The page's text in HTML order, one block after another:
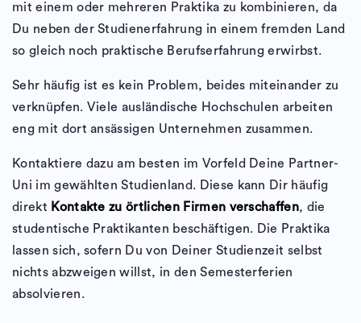
mit einem oder mehreren Praktika zu kombinieren, da
Du neben der Studienerfahrung in einem fremden Land
so gleich noch praktische Berufserfahrung erwirbst.
Sehr häufig ist es kein Problem, beides miteinander zu
verknüpfen. Viele ausländische Hochschulen arbeiten
eng mit dort ansässigen Unternehmen zusammen.
Kontaktiere dazu am besten im Vorfeld Deine Partner-
Uni im gewählten Studienland. Diese kann Dir häufig
direkt Kontakte zu örtlichen Firmen verschaffen, die
studentische Praktikanten beschäftigen. Die Praktika
lassen sich, sofern Du von Deiner Studienzeit selbst
nichts abzweigen willst, in den Semesterferien
absolvieren.